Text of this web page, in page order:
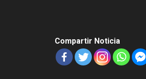
Compartir Noticia